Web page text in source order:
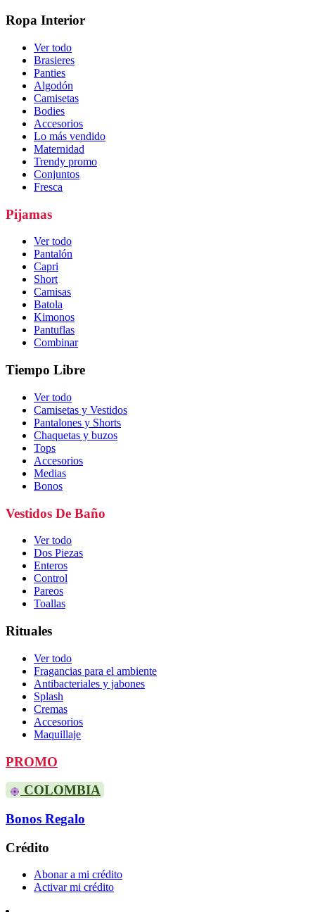
Ropa Interior
Ver todo
Brasieres
Panties
Algodón
Camisetas
Bodies
Accesorios
Lo más vendido
Maternidad
Trendy promo
Conjuntos
Fresca
Pijamas
Ver todo
Pantalón
Capri
Short
Camisas
Batola
Kimonos
Pantuflas
Combinar
Tiempo Libre
Ver todo
Camisetas y Vestidos
Pantalones y Shorts
Chaquetas y buzos
Tops
Accesorios
Medias
Bonos
Vestidos De Baño
Ver todo
Dos Piezas
Enteros
Control
Pareos
Toallas
Rituales
Ver todo
Fragancias para el ambiente
Antibacteriales y jabones
Splash
Cremas
Accesorios
Maquillaje
PROMO
COLOMBIA
Bonos Regalo
Crédito
Abonar a mi crédito
Activar mi crédito